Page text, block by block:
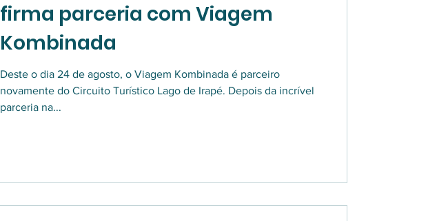
firma parceria com Viagem
Kombinada
Deste o dia 24 de agosto, o Viagem Kombinada é parceiro
novamente do Circuito Turístico Lago de Irapé. Depois da incrível
parceria na...